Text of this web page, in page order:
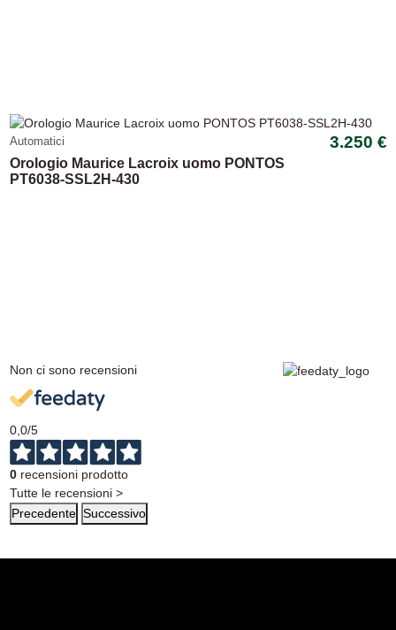
Automatici 3.250 €
Orologio Maurice Lacroix uomo PONTOS
PT6038-SSL2H-430
-13,33%
Non ci sono recensioni
0,0/5
0recensioni prodotto
Tutte le recensioni >
Precedente Successivo